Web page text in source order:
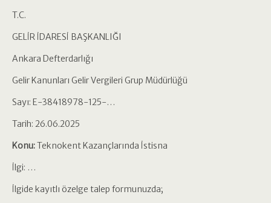
T.C.
GELİR İDARESİ BAŞKANLIĞI
Ankara Defterdarlığı
Gelir Kanunları Gelir Vergileri Grup Müdürlüğü
Sayı: E-38418978-125-…
Tarih: 26.06.2025
Konu:Teknokent Kazançlarında İstisna
İlgi: …
İlgide kayıtlı özelge talep formunuzda;